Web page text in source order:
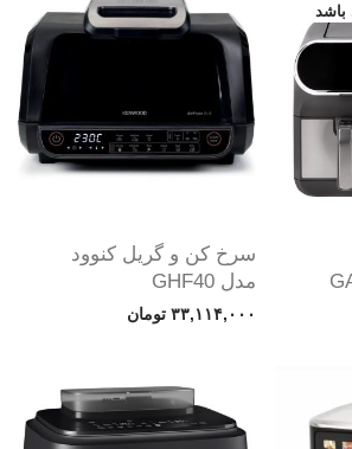
سرخ کن و گریل کنوود
مدل GHF40
۳۳,۱۱۴,۰۰۰ تومان